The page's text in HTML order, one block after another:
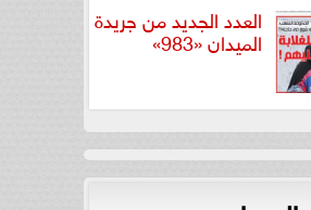
العدد الجديد من جريدة
الميدان «983»